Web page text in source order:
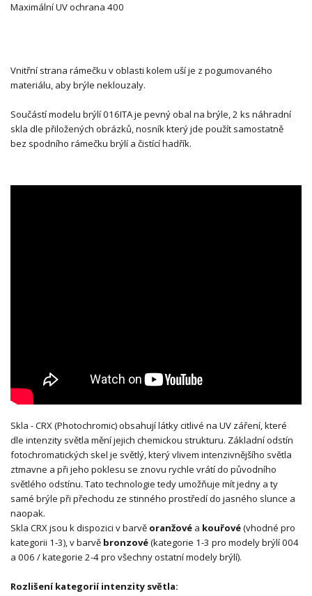
Maximální UV ochrana 400
Vnitřní strana rámečku v oblasti kolem uší je z pogumovaného
materiálu, aby brýle neklouzaly.
Součástí modelu brýlí 016ITA je pevný obal na brýle, 2 ks náhradní
skla dle přiložených obrázků, nosník který jde použít samostatně
bez spodního rámečku brýlí a čistící hadřík.
Skla - CRX (Photochromic) obsahují látky citlivé na UV záření, které
dle intenzity světla mění jejich chemickou strukturu. Základní odstín
fotochromatických skel je světlý, který vlivem intenzivnějšího světla
ztmavne a při jeho poklesu se znovu rychle vrátí do původního
světlého odstínu. Tato technologie tedy umožňuje mít jedny a ty
samé brýle při přechodu ze stinného prostředí do jasného slunce a
naopak.
Skla CRX jsou k dispozici v barvě oranžové a kouřové(vhodné pro
kategorii 1-3), v barvě bronzové(kategorie 1-3 pro modely brýlí 004
a 006 / kategorie 2-4 pro všechny ostatní modely brýlí).
Rozlišení kategorií intenzity světla: